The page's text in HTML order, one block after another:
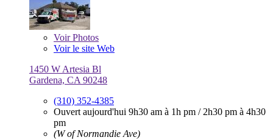
VoirPhotos
Voir le site Web
1450 W Artesia Bl
Gardena, CA 90248
(310) 352-4385
Ouvert aujourd'hui 9h30 am à 1h pm / 2h30 pm à 4h30
pm
(W of Normandie Ave)